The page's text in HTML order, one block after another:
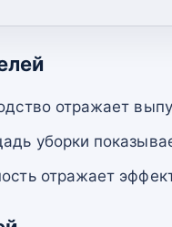
отражает
уборки
отражает